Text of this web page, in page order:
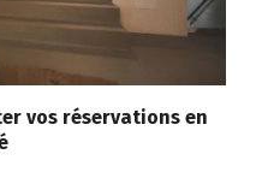
vos réservations en